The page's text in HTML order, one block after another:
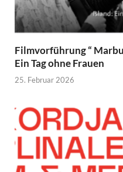
Filmvorführung “
Ein Tag ohne Frauen
25. Februar 2026